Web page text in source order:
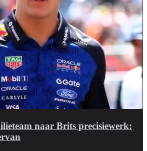
naar Brits precisiewerk: